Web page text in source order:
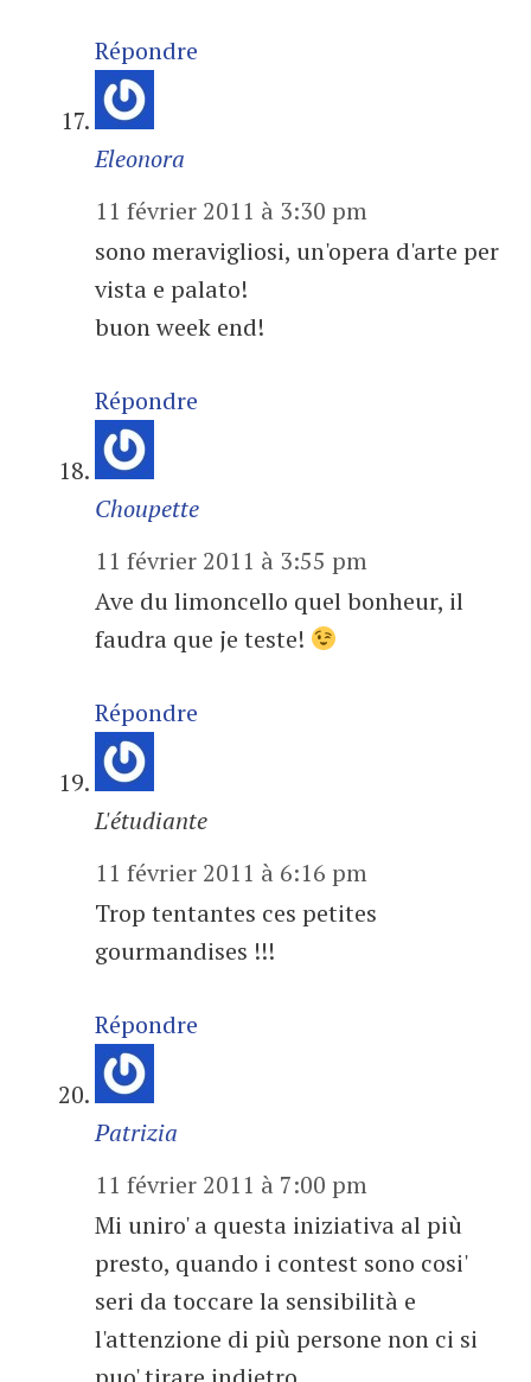
Répondre
Eleonora
11 février 2011 à 3:30 pm
sono meravigliosi, un'opera d'arte per
vista e palato!
buon week end!
Répondre
Choupette
11 février 2011 à 3:55 pm
Ave du limoncello quel bonheur, il
faudra que je teste!
Répondre
L'étudiante
11 février 2011 à 6:16 pm
Trop tentantes ces petites
gourmandises !!!
Répondre
Patrizia
11 février 2011 à 7:00 pm
Mi uniro' a questa iniziativa al più
presto, quando i contest sono cosi'
seri da toccare la sensibilità e
l'attenzione di più persone non ci si